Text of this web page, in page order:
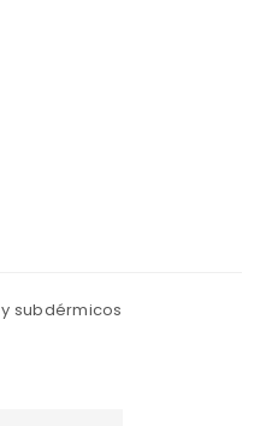
subdérmicos